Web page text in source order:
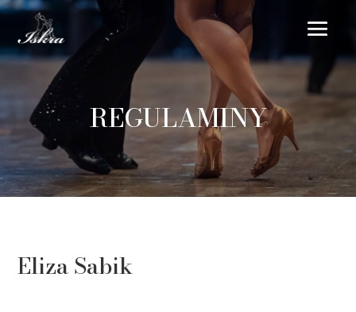
REGULAMINY
Eliza Sabik